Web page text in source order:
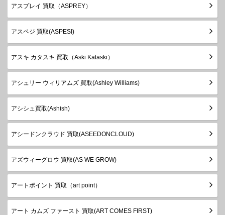
アスプレイ 買取（ASPREY）
アスペジ 買取(ASPESI)
アスキ カタスキ 買取（Aski Kataski）
アシュリー ウィリアムズ 買取(Ashley Williams)
アシシュ買取(Ashish)
アシードンクラウド 買取(ASEEDONCLOUD)
アズウィーグロウ 買取(AS WE GROW)
アートポイント 買取（art point）
アート カムズ ファースト 買取(ART COMES FIRST)